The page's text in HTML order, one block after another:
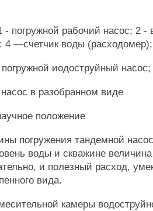
- погружной рабочий насос; 2
—счетчик воды (расходомер);
иодоструйный
в разобранном виде
положение
погружения тандемной
воды и скважине
и полезный расход,
вида.
камеры